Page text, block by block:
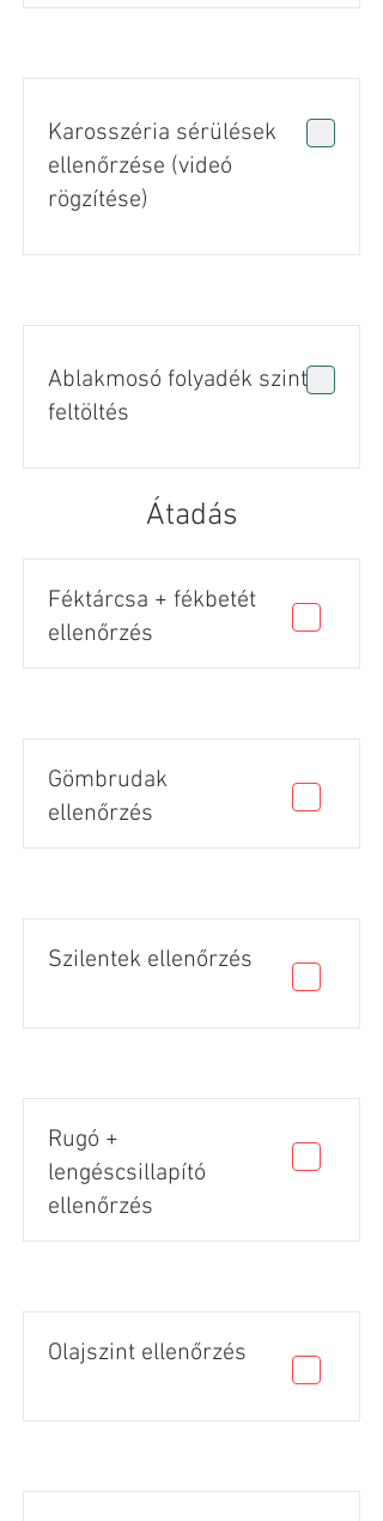
Karosszéria sérülések
ellenőrzése (videó
rögzítése)
Ablakmosó folyadék szint
feltöltés
Átadás
Féktárcsa + fékbetét
ellenőrzés
Gömbrudak
ellenőrzés
Szilentek ellenőrzés
Rugó +
lengéscsillapító
ellenőrzés
Olajszint ellenőrzés